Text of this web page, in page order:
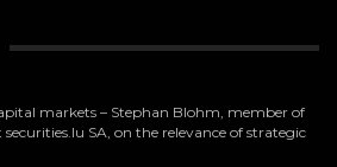
markets – Stephan Blohm, member of
SA, on the relevance of strategic